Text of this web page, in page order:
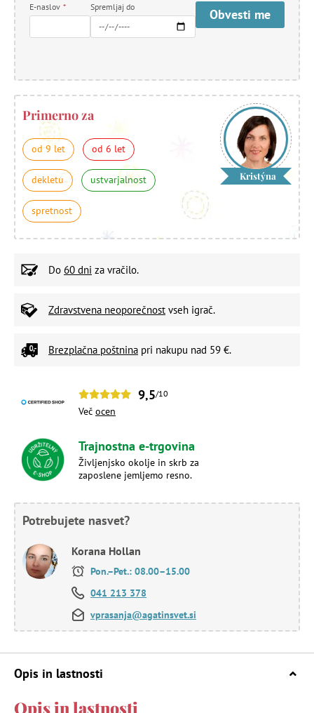
E-naslov * Spremljaj do Obvesti me
Primerno za
od 9 let od 6 let
dekletu ustvarjalnost
spretnost
Kristýna
Do 60 dni za vračilo.
Zdravstvena neoporečnost vseh igrač.
Brezplačna poštnina pri nakupu nad 59 €.
9,5/10
Več ocen
Trajnostna e-trgovina
Življenjsko okolje in skrb za
zaposlene jemljemo resno.
Potrebujete nasvet?
Korana Hollan
Pon.–Pet.: 08.00–15.00
041 213 378
vprasanja@agatinsvet.si
Opis in lastnosti
Opis in lastnosti